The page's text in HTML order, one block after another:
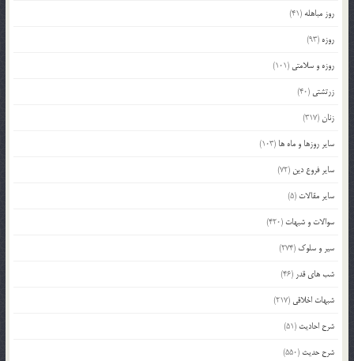
روز مباهله (41)
روزه (93)
روزه و سلامتی (101)
زرتشتی (40)
زنان(317)
سایر روزها و ماه ها (103)
سایر فروع دین (72)
سایر مقالات (5)
سوالات و شبهات (420)
سیر و سلوک (274)
شب های قدر (46)
شبهات اخلاقی (217)
شرح احادیث (51)
شرح حدیث (550)